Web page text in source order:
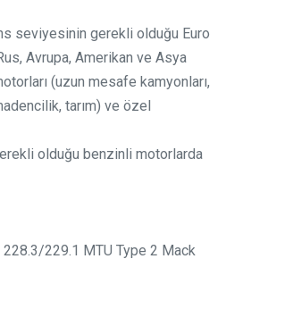
seviyesinin gerekli olduğu Euro
Avrupa, Amerikan ve Asya
(uzun mesafe kamyonları,
tarım) ve özel
olduğu benzinli motorlarda
229.1 MTU Type 2 Mack